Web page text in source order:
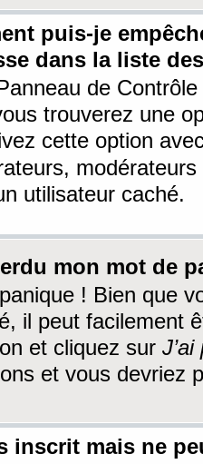
puis-je
dans la liste
de
trouverez une
cette option
utilisateur caché.
mon mot de
! Bien que
il peut facilement
et cliquez sur
et vous devriez
inscrit mais ne